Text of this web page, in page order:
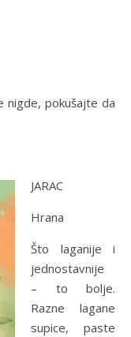
pokušajte da
JARAC
Hrana
Što laganije i
jednostavnije
– to bolje.
Razne lagane
supice, paste